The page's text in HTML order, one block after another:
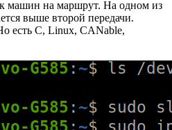
машин на маршрут. На одном из
выше второй передачи.
есть C, Linux, CANable,